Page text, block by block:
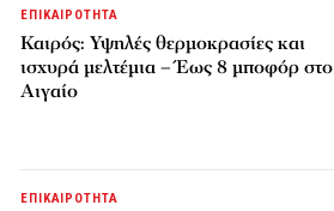
ΕΠΙΚΑΙΡΟΤΗΤΑ
Καιρός: Υψηλές θερμοκρασίες και
ισχυρά μελτέμια – Έως 8 μποφόρ στο
Αιγαίο
ΕΠΙΚΑΙΡΟΤΗΤΑ